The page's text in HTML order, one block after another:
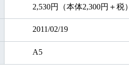
2,530円（本体2,300円＋税）
2011/02/19
A5